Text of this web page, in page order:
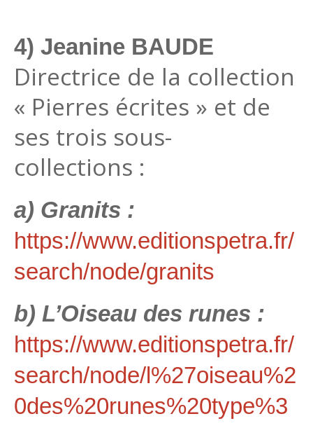
4) Jeanine BAUDE
Directrice de la collection
« Pierres écrites » et de
ses trois sous-
collections :
a) Granits :
https://www.editionspetra.fr/
search/node/granits
b) L’Oiseau des runes :
https://www.editionspetra.fr/
search/node/l%27oiseau%2
0des%20runes%20type%3